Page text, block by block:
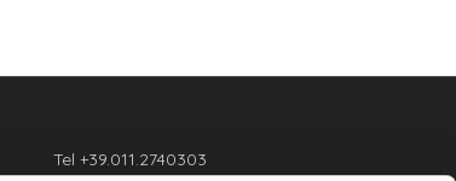
Tel +39.011.2740303